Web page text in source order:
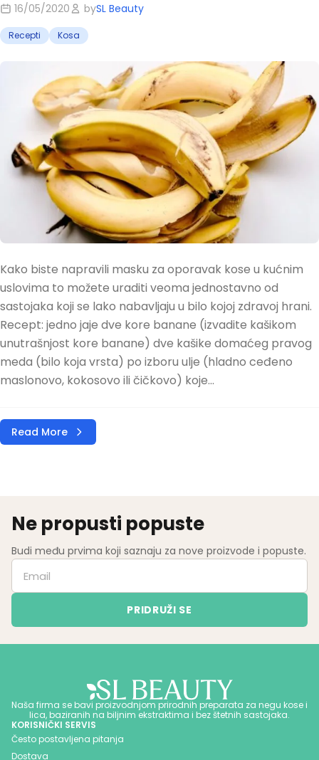
16/05/2020 bySL Beauty
Recepti Kosa
Kako biste napravili masku za oporavak kose u kućnim
uslovima to možete uraditi veoma jednostavno od
sastojaka koji se lako nabavljaju u bilo kojoj zdravoj hrani.
Recept: jedno jaje dve kore banane (izvadite kašikom
unutrašnjost kore banane) dve kašike domaćeg pravog
meda (bilo koja vrsta) po izboru ulje (hladno ceđeno
maslonovo, kokosovo ili čičkovo) koje...
Read More
Ne propusti popuste
Budi među prvima koji saznaju za nove proizvode i popuste.
Naša firma se bavi proizvodnjom prirodnih preparata za negu kose i
lica, baziranih na biljnim ekstraktima i bez štetnih sastojaka.
KORISNIČKI SERVIS
Često postavljena pitanja
Dostava